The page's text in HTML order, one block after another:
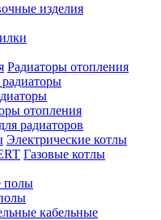
изделия
Радиаторы отопления
отопления
радиаторов
Электрические котлы
Газовые котлы
полы
кабельные